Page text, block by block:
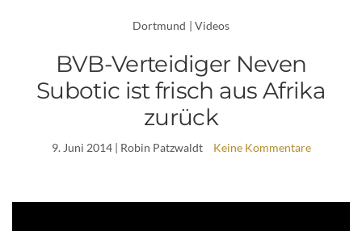
Dortmund | Videos
BVB-Verteidiger Neven
Subotic ist frisch aus Afrika
zurück
9. Juni 2014| Robin Patzwaldt Keine Kommentare